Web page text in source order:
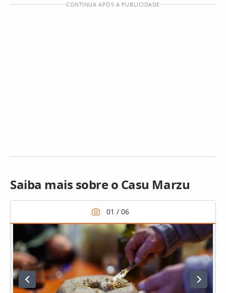
CONTINUA APÓS A PUBLICIDADE
Saiba mais sobre o Casu Marzu